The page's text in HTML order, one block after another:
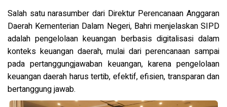
Salah satu narasumber dari Direktur Perencanaan Anggaran
Daerah Kementerian Dalam Negeri, Bahri menjelaskan SIPD
adalah pengelolaan keuangan berbasis digitalisasi dalam
konteks keuangan daerah, mulai dari perencanaan sampai
pada pertanggungjawaban keuangan, karena pengelolaan
keuangan daerah harus tertib, efektif, efisien, transparan dan
bertanggung jawab.